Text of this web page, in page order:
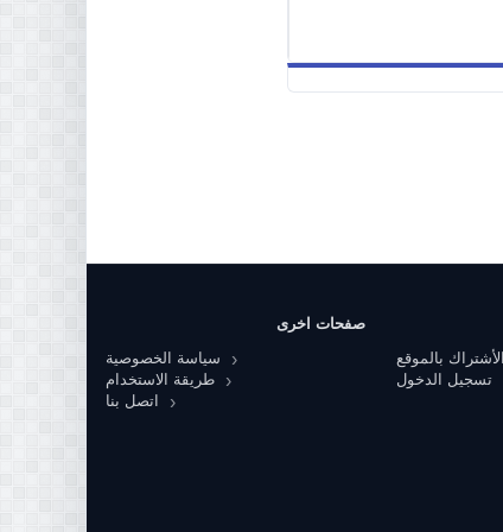
الأشتراك بالموقع
تسجيل الدخول
صفحات اخرى
سياسة الخصوصية
طريقة الاستخدام
اتصل بنا